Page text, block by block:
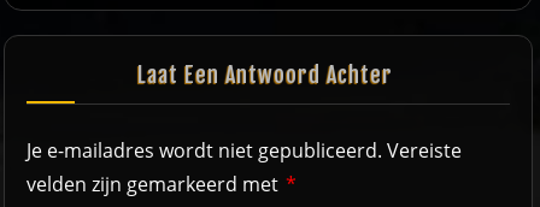
Laat Een Antwoord Achter
Je e-mailadres wordt niet gepubliceerd. Vereiste
velden zijn gemarkeerd met *